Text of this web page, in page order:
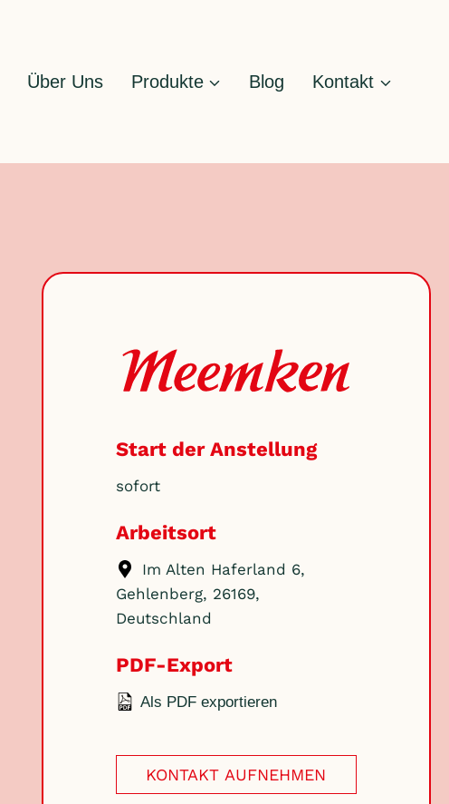
Über Uns Produkte Blog Kontakt
Start der Anstellung
sofort
Arbeitsort
Im Alten Haferland 6,
Gehlenberg, 26169,
Deutschland
PDF-Export
Als PDF exportieren
KONTAKT AUFNEHMEN